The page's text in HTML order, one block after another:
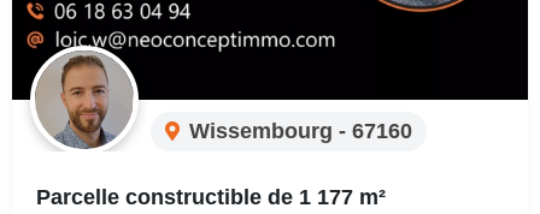
Wissembourg - 67160
Parcelle constructible de 1 177 m²